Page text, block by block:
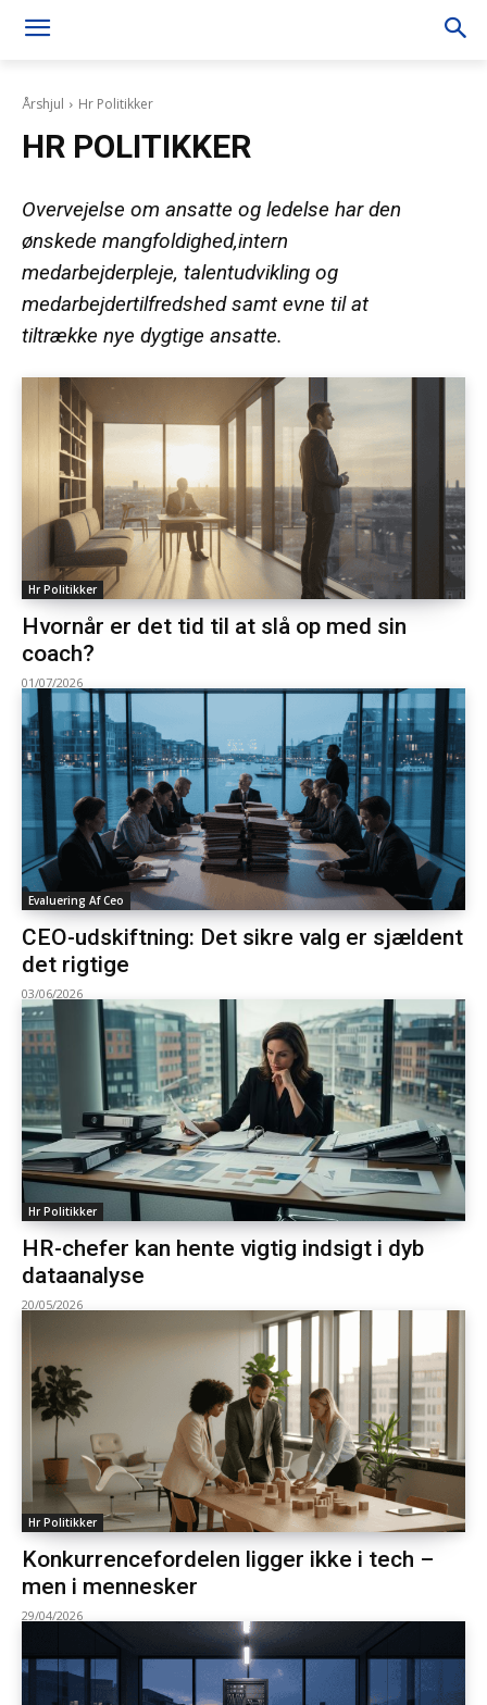
Årshjul Hr Politikker
HR POLITIKKER
Overvejelse om ansatte og ledelse har den
ønskede mangfoldighed,intern
medarbejderpleje, talentudvikling og
medarbejdertilfredshed samt evne til at
tiltrække nye dygtige ansatte.
Hr Politikker
Hvornår er det tid til at slå op med sin
coach?
01/07/2026
Evaluering Af Ceo
CEO-udskiftning: Det sikre valg er sjældent
det rigtige
03/06/2026
Hr Politikker
HR-chefer kan hente vigtig indsigt i dyb
dataanalyse
20/05/2026
Hr Politikker
Konkurrencefordelen ligger ikke i tech –
men i mennesker
29/04/2026